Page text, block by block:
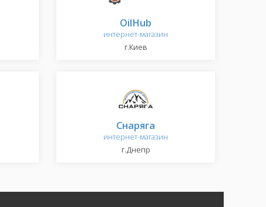
OilHub
интернет-магазин
г.Киев
Снаряга
интернет-магазин
г.Днепр